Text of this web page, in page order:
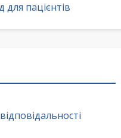
для пацієнтів